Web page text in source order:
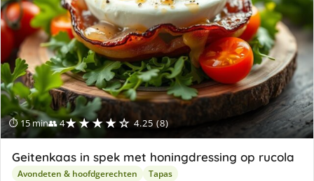
⏱ 15 min👥 4★★★★☆ 4.25 (8)
Geitenkaas in spek met honingdressing op rucola
Avondeten & hoofdgerechten Tapas